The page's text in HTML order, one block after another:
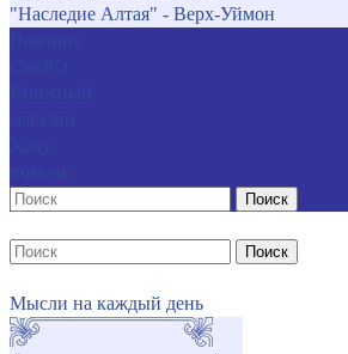
"Наследие Алтая" - Верх-Уймон
Поиск
Поиск
Мысли на каждый день